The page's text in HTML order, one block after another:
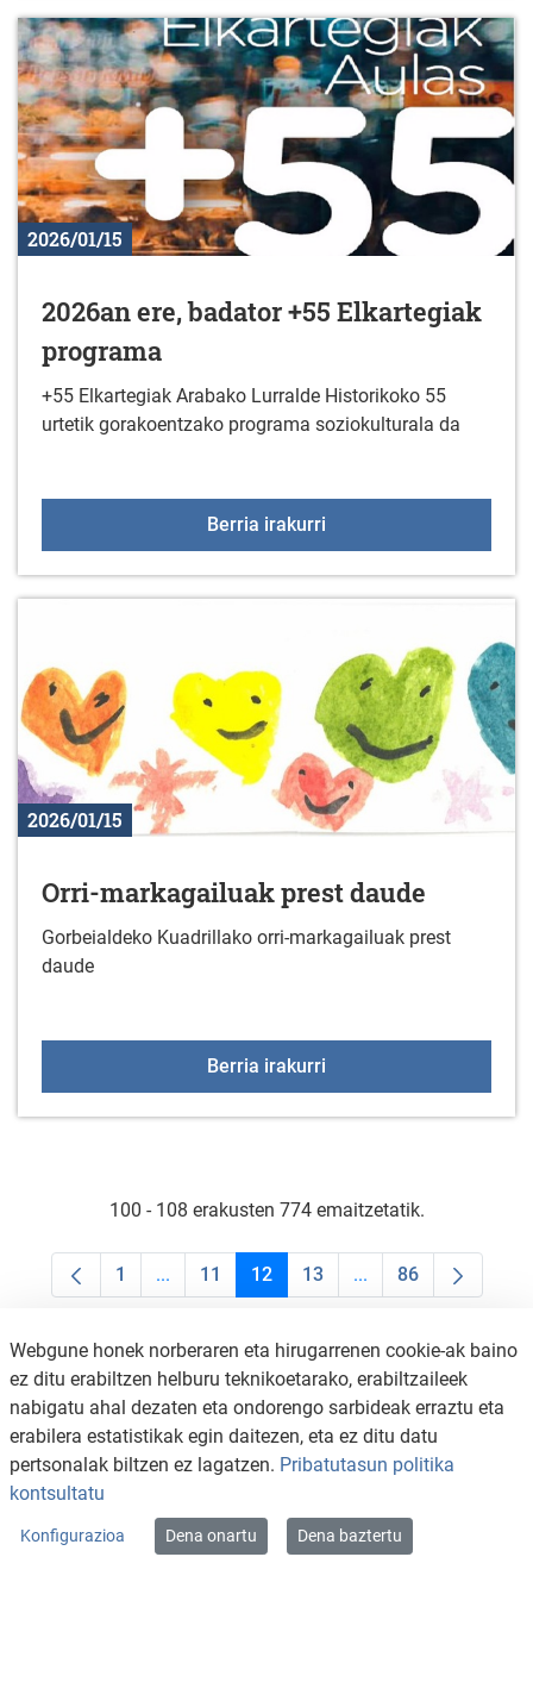
2026/01/15
2026an ere, badator +55 Elkartegiak
programa
+55 Elkartegiak Arabako Lurralde Historikoko 55
urtetik gorakoentzako programa soziokulturala da
Berria irakurri
2026/01/15
Orri-markagailuak prest daude
Gorbeialdeko Kuadrillako orri-markagailuak prest
daude
Berria irakurri
100 - 108 erakusten 774 emaitzetatik.
Orrialdea
1 ...Intermediate Pages Use TAB to navigate.
Orrialdea
11 Orrialdea
12 Orrialdea
13 ...Intermediate Pages
Orrialdea
86
KONTAKTUA
LEGE OHARRA
Webgune honek norberaren eta hirugarrenen cookie-ak baino
ez ditu erabiltzen helburu teknikoetarako, erabiltzaileek
nabigatu ahal dezaten eta ondorengo sarbideak erraztu eta
erabilera estatistikak egin daitezen, eta ez ditu datu
pertsonalak biltzen ez lagatzen. Pribatutasun politika
kontsultatu
Konfigurazioa Dena onartu Dena baztertu